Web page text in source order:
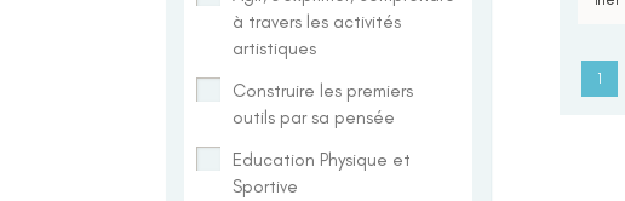
1
à travers les activités
artistiques
Construire les premiers
outils par sa pensée
Education Physique et
Sportive